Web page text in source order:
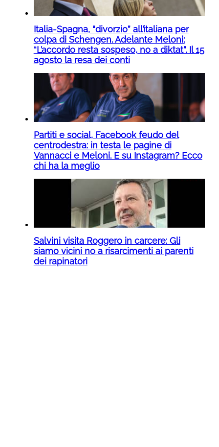
Italia-Spagna, “divorzio” all’italiana per
colpa di Schengen. Adelante Meloni:
“L’accordo resta sospeso, no a diktat”. Il 15
agosto la resa dei conti
Partiti e social, Facebook feudo del
centrodestra: in testa le pagine di
Vannacci e Meloni. E su Instagram? Ecco
chi ha la meglio
Salvini visita Roggero in carcere: Gli
siamo vicini no a risarcimenti ai parenti
dei rapinatori